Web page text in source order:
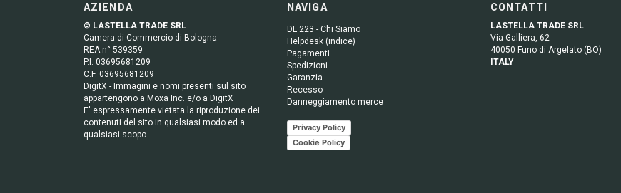
AZIENDA
© LASTELLA TRADE SRL
Camera di Commercio di Bologna
REA n° 539359
P.I. 03695681209
C.F. 03695681209
DigitX - Immagini e nomi presenti sul sito
appartengono a Moxa Inc. e/o a DigitX
E' espressamente vietata la riproduzione dei
contenuti del sito in qualsiasi modo ed a
qualsiasi scopo.
NAVIGA
DL 223 - Chi Siamo
Helpdesk (indice)
Pagamenti
Spedizioni
Garanzia
Recesso
Danneggiamento merce
Privacy Policy
Cookie Policy
CONTATTI
LASTELLA TRADE SRL
Via Galliera, 62
40050 Funo di Argelato (BO)
ITALY